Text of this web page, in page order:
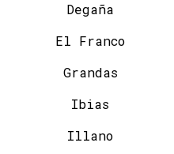
Degaña
El Franco
Grandas
Ibias
Illano